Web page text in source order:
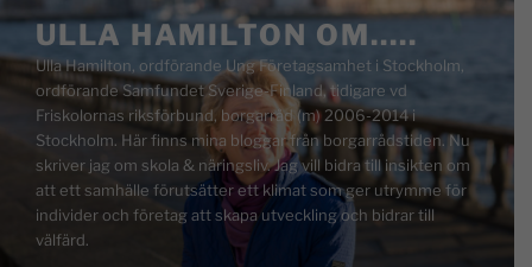
ULLA HAMILTON OM…..
Ulla Hamilton, ordförande Ung Företagsamhet i Stockholm,
ordförande Samfundet Sverige-Finland, tidigare vd
Friskolornas riksförbund, borgarråd (m) 2006-2014 i
Stockholm. Här finns mina bloggar från borgarrådstiden. Nu
skriver jag om skola & näringsliv. Jag vill bidra till insikten om
att ett samhälle förutsätter ett klimat som ger utrymme för
individer och företag att skapa utveckling och bidrar till
välfärd.